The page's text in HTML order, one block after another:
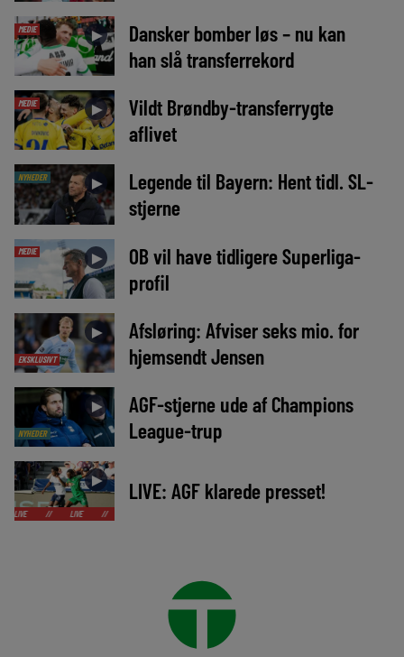
MEDIE ►
Dansker bomber løs – nu kan
han slå transferrekord
MEDIE ►
Vildt Brøndby-transferrygte
aflivet
NYHEDER ►
Legende til Bayern: Hent tidl. SL-
stjerne
MEDIE ►
OB vil have tidligere Superliga-
profil
EKSKLUSIVT
►
Afsløring: Afviser seks mio. for
hjemsendt Jensen
NYHEDER
►
AGF-stjerne ude af Champions
League-trup
►
LIVE // LIVE //
LIVE: AGF klarede presset!